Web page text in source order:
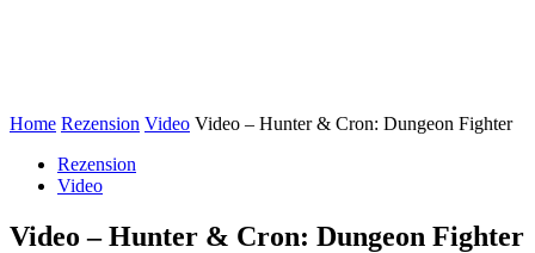
Home Rezension Video Video – Hunter & Cron: Dungeon Fighter
Rezension
Video
Video – Hunter & Cron: Dungeon Fighter